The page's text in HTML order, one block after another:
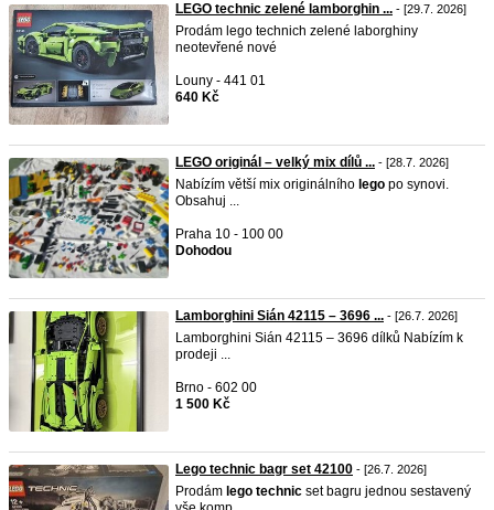
LEGO technic zelené lamborghin ... - [29.7. 2026]
Prodám lego technich zelené laborghiny
neotevřené nové
Louny - 441 01
640 Kč
LEGO originál – velký mix dílů ... - [28.7. 2026]
Nabízím větší mix originálního lego po synovi.
Obsahuj ...
Praha 10 - 100 00
Dohodou
Lamborghini Sián 42115 – 3696 ... - [26.7. 2026]
Lamborghini Sián 42115 – 3696 dílků Nabízím k
prodeji ...
Brno - 602 00
1 500 Kč
Lego technic bagr set 42100 - [26.7. 2026]
Prodám lego technic set bagru jednou sestavený